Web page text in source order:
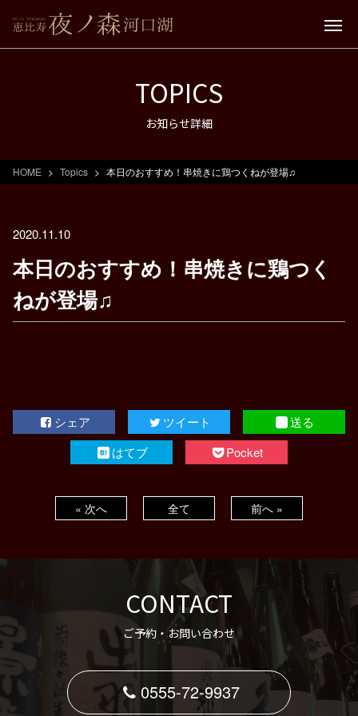
TOPICS
お知らせ詳細
HOME Topics 本日のおすすめ！串焼きに鶏つくねが登場♫
2020.11.10
本日のおすすめ！串焼きに鶏つく
ねが登場♫
シェア ツイート
送る
はてブ
Pocket
« 次へ 全て 前へ »
CONTACT
ご予約・お問い合わせ
0555-72-9937